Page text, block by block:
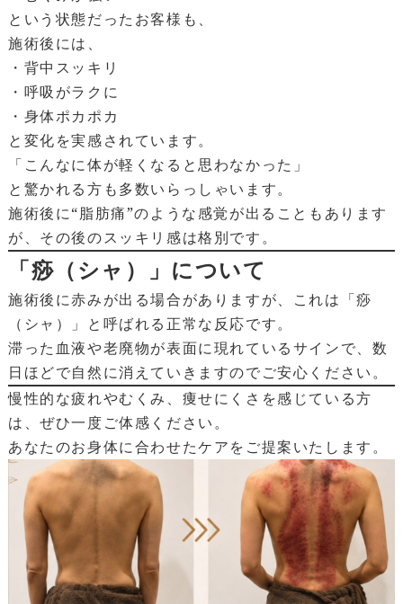
という状態だったお客様も、
施術後には、
・背中スッキリ
・呼吸がラクに
・身体ポカポカ
と変化を実感されています。
「こんなに体が軽くなると思わなかった」
と驚かれる方も多数いらっしゃいます。
施術後に“脂肪痛”のような感覚が出ることもあります
が、その後のスッキリ感は格別です。
「痧（シャ）」について
施術後に赤みが出る場合がありますが、これは「痧
（シャ）」と呼ばれる正常な反応です。
滞った血液や老廃物が表面に現れているサインで、数
日ほどで自然に消えていきますのでご安心ください。
慢性的な疲れやむくみ、痩せにくさを感じている方
は、ぜひ一度ご体感ください。
あなたのお身体に合わせたケアをご提案いたします。